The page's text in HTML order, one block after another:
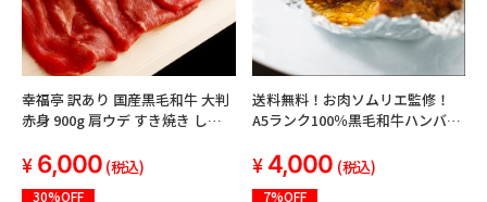
幸福亭 訳あり 国産黒毛和牛 大判
赤身 900g 肩ウデ すき焼き しゃ
(300g×3)
6,000 (税込)
30%OFF
送料無料！お肉ソムリエ監修！
A5ランク100％黒毛和牛ハンバー
4,000 (税込)
7%OFF